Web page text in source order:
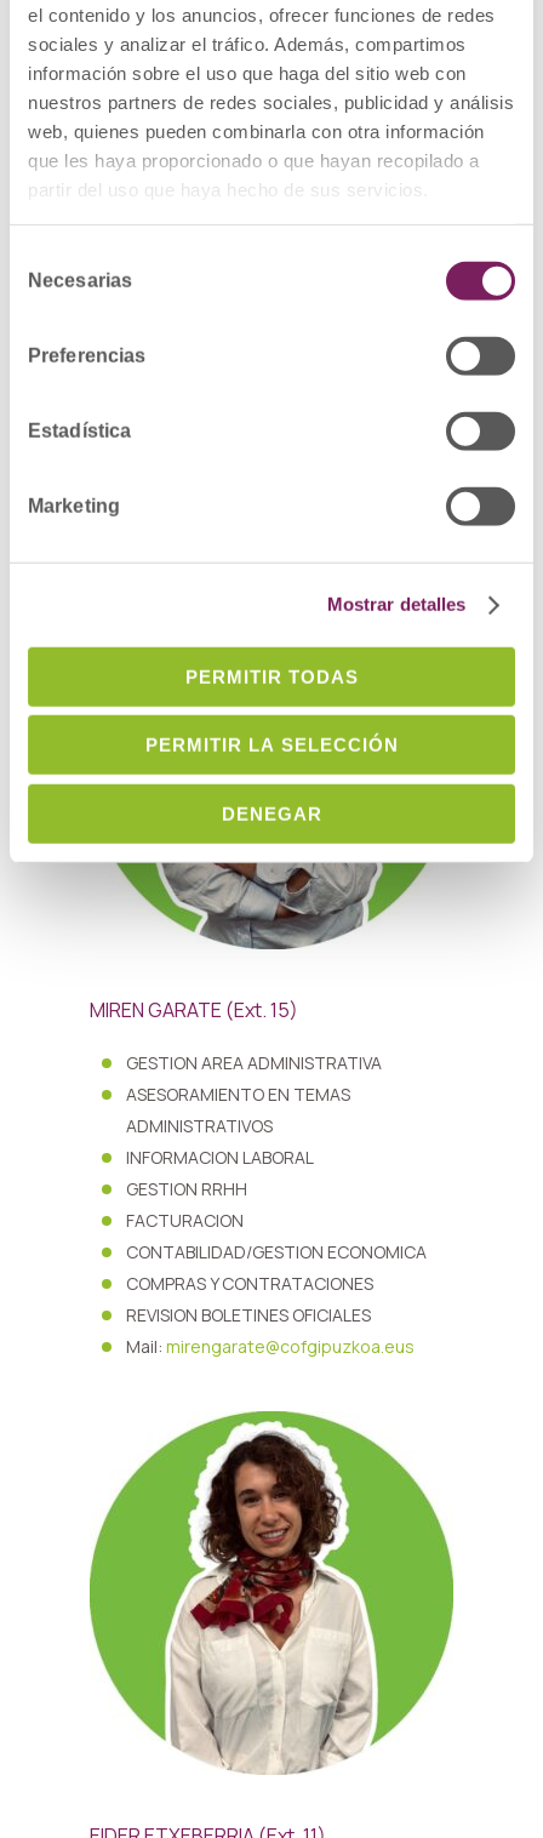
el contenido y los anuncios, ofrecer funciones de redes
sociales y analizar el tráfico. Además, compartimos
información sobre el uso que haga del sitio web con
nuestros partners de redes sociales, publicidad y análisis
web, quienes pueden combinarla con otra información
que les haya proporcionado o que hayan recopilado a
partir del uso que haya hecho de sus servicios.
Necesarias
Preferencias
Estadística
Marketing
Mostrar detalles
PERMITIR TODAS
PERMITIR LA SELECCIÓN
DENEGAR
LARRAITZ ALZATE (Ext. 24)
RESPONSABLE DE REALIZAR FORMACIÓN
Y ASESORÍA IN-SITU A LOS
FARMACÉUTICOS/AS EN LA FARMACIA.
MOTIVAR E IMPULSAR AL EQUIPO DE LA
FARMACIA EN LA PRESTACIÓN DE SPFA.
IDENTIFICAR BARRERAS Y FACILITADORES
A RESOLVERLOS.
ESTIMULAR LA PARTICIPACIÓN
ADMINISTRACIÓN
MIREN GARATE (Ext. 15)
GESTION AREA ADMINISTRATIVA
ASESORAMIENTO EN TEMAS
ADMINISTRATIVOS
INFORMACION LABORAL
GESTION RRHH
FACTURACION
CONTABILIDAD/GESTION ECONOMICA
COMPRAS Y CONTRATACIONES
REVISION BOLETINES OFICIALES
Mail: mirengarate@cofgipuzkoa.eus